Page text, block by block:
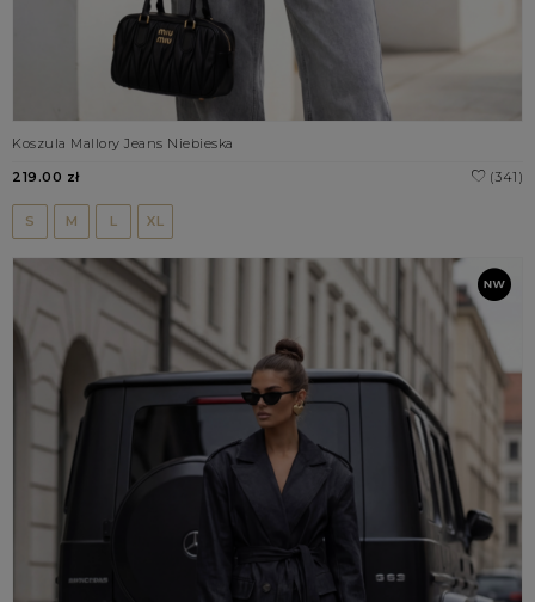
Koszula Mallory Jeans Niebieska
(341)
219.00 zł
S M L XL